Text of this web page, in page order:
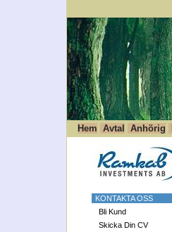
Hem Avtal Anhörig
KONTAKTA OSS
Bli Kund
Skicka Din CV